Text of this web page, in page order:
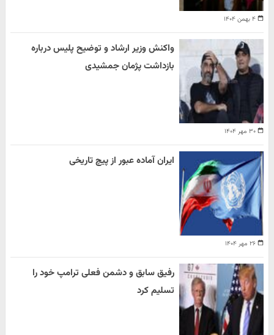
۴ بهمن ۱۴۰۴
۳۰ مهر ۱۴۰۴
واکنش وزیر ارشاد و توضیح پلیس درباره
بازداشت پژمان جمشیدی
۲۶ مهر ۱۴۰۴
ایران آماده عبور از پیچ تاریخی
رفیق سابق و دشمن فعلی ترامپ خود را
تسلیم کرد